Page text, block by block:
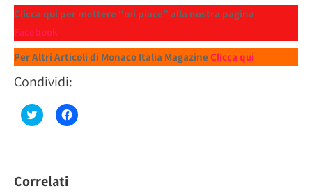
Clicca qui per mettere “mi piace” alla nostra pagina
Facebook
Per Altri Articoli di Monaco Italia Magazine Clicca qui
Condividi:
Fai
clic
su
(Si
apre
Fai
clic
Correlati